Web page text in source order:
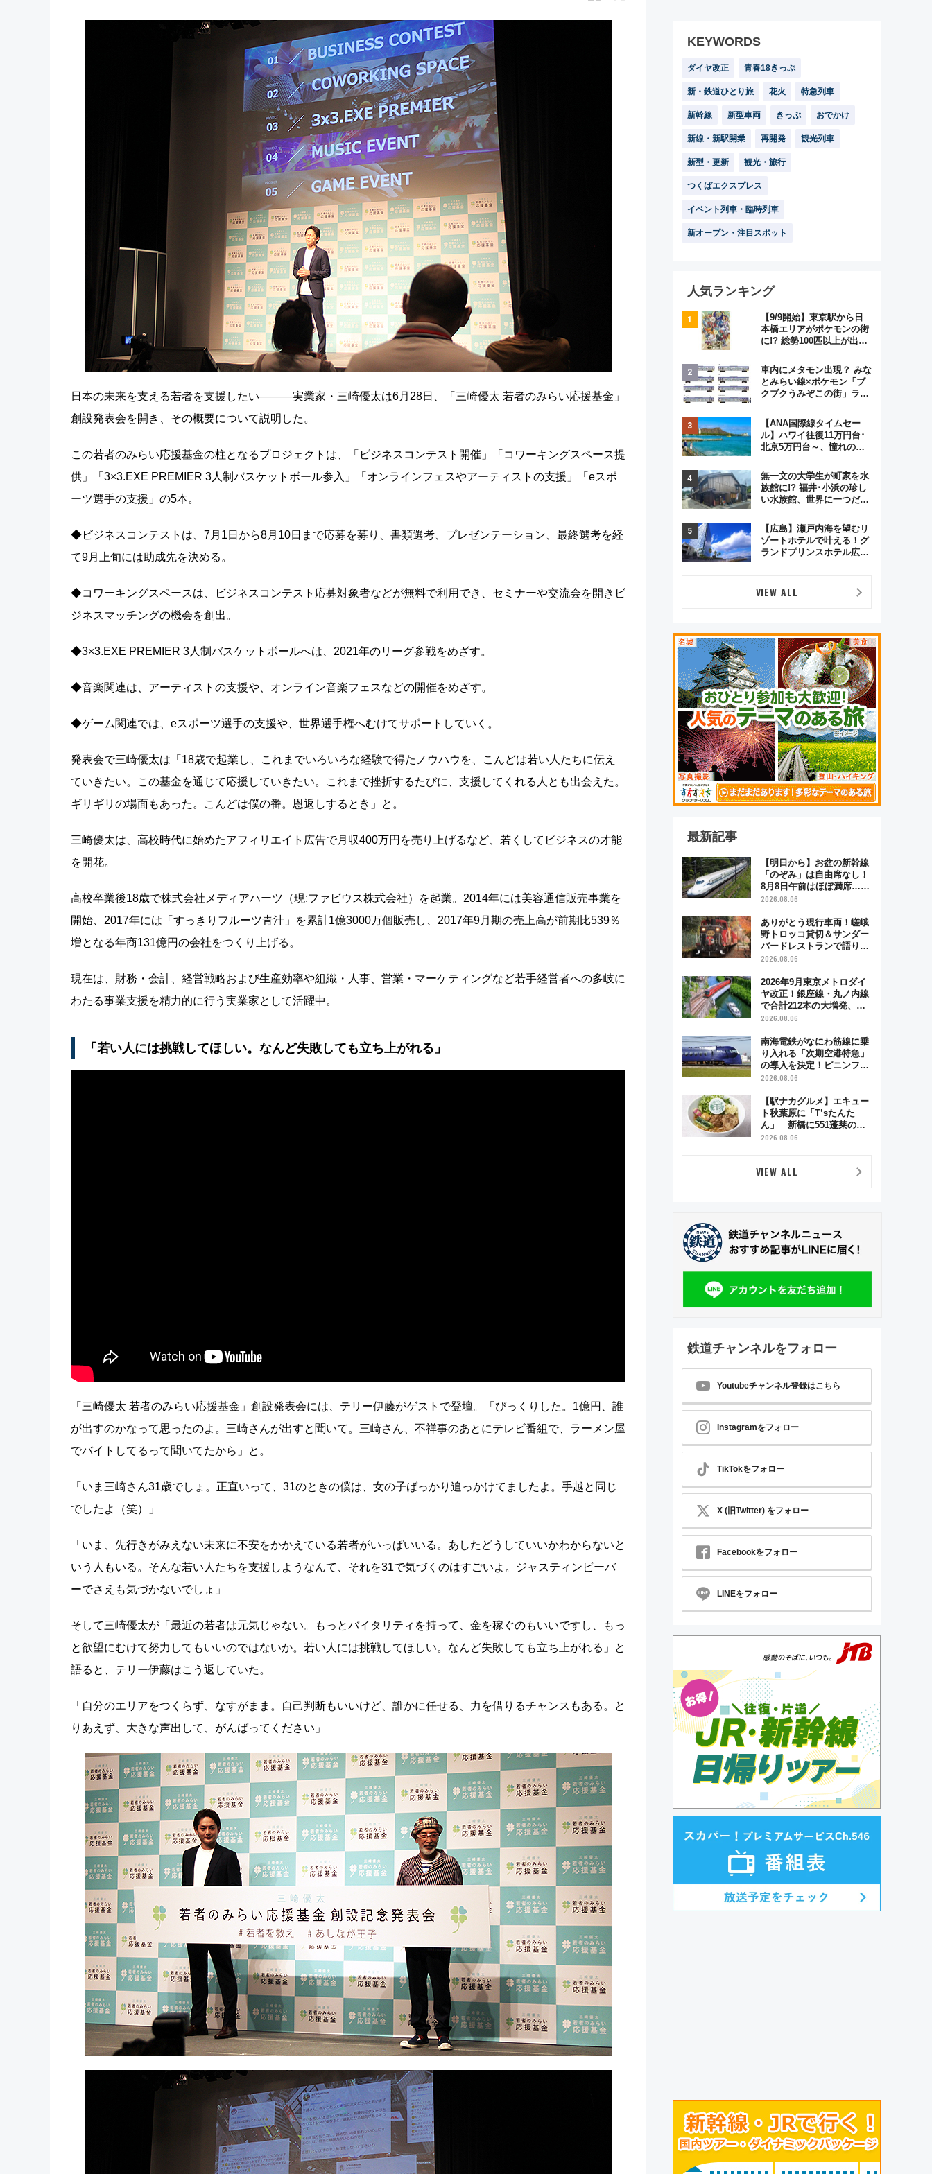
日本の未来を支える若者を支援したい―――実業家・三崎優太は6月28日、「三崎優太 若者のみらい応援基金」
創設発表会を開き、その概要について説明した。
この若者のみらい応援基金の柱となるプロジェクトは、「ビジネスコンテスト開催」「コワーキングスペース提
供」「3×3.EXE PREMIER 3人制バスケットボール参入」「オンラインフェスやアーティストの支援」「eスポ
ーツ選手の支援」の5本。
◆ビジネスコンテストは、7月1日から8月10日まで応募を募り、書類選考、プレゼンテーション、最終選考を経
て9月上旬には助成先を決める。
◆コワーキングスペースは、ビジネスコンテスト応募対象者などが無料で利用でき、セミナーや交流会を開きビ
ジネスマッチングの機会を創出。
◆3×3.EXE PREMIER 3人制バスケットボールへは、2021年のリーグ参戦をめざす。
◆音楽関連は、アーティストの支援や、オンライン音楽フェスなどの開催をめざす。
◆ゲーム関連では、eスポーツ選手の支援や、世界選手権へむけてサポートしていく。
発表会で三崎優太は「18歳で起業し、これまでいろいろな経験で得たノウハウを、こんどは若い人たちに伝え
ていきたい。この基金を通じて応援していきたい。これまで挫折するたびに、支援してくれる人とも出会えた。
ギリギリの場面もあった。こんどは僕の番。恩返しするとき」と。
三崎優太は、高校時代に始めたアフィリエイト広告で月収400万円を売り上げるなど、若くしてビジネスの才能
を開花。
高校卒業後18歳で株式会社メディアハーツ（現:ファビウス株式会社）を起業。2014年には美容通信販売事業を
開始、2017年には「すっきりフルーツ青汁」を累計1億3000万個販売し、2017年9月期の売上高が前期比539％
増となる年商131億円の会社をつくり上げる。
現在は、財務・会計、経営戦略および生産効率や組織・人事、営業・マーケティングなど若手経営者への多岐に
わたる事業支援を精力的に行う実業家として活躍中。
「若い人には挑戦してほしい。なんど失敗しても立ち上がれる」
「三崎優太 若者のみらい応援基金」創設発表会には、テリー伊藤がゲストで登壇。「びっくりした。1億円、誰
が出すのかなって思ったのよ。三崎さんが出すと聞いて。三崎さん、不祥事のあとにテレビ番組で、ラーメン屋
でバイトしてるって聞いてたから」と。
「いま三崎さん31歳でしょ。正直いって、31のときの僕は、女の子ばっかり追っかけてましたよ。手越と同じ
でしたよ（笑）」
「いま、先行きがみえない未来に不安をかかえている若者がいっぱいいる。あしたどうしていいかわからないと
いう人もいる。そんな若い人たちを支援しようなんて、それを31で気づくのはすごいよ。ジャスティンビーバ
ーでさえも気づかないでしょ」
そして三崎優太が「最近の若者は元気じゃない。もっとバイタリティを持って、金を稼ぐのもいいですし、もっ
と欲望にむけて努力してもいいのではないか。若い人には挑戦してほしい。なんど失敗しても立ち上がれる」と
語ると、テリー伊藤はこう返していた。
「自分のエリアをつくらず、なすがまま。自己判断もいいけど、誰かに任せる、力を借りるチャンスもある。と
りあえず、大きな声出して、がんばってください」
KEYWORDS
ダイヤ改正 青春18きっぷ
新・鉄道ひとり旅 花火 特急列車
新幹線 新型車両 きっぷ おでかけ
新線・新駅開業 再開発 観光列車
新型・更新 観光・旅行
つくばエクスプレス
イベント列車・臨時列車
新オープン・注目スポット
人気ランキング
【9/9開始】東京駅から日
本橋エリアがポケモンの街
に!? 総勢100匹以上が出現
格謎解き・グッズ情報まと
め
車内にメタモン出現？ みな
とみらい線×ポケモン「ブ
クブクうみぞこの街」ラッ
この夏は直通列車で横浜
へ！
【ANA国際線タイムセー
ル】ハワイ往復11万円台･
北京5万円台～、憧れのビ
GW旅行まで狙える激アツ
路線まとめ（8/10まで）
無一文の大学生が町家を水
族館に!? 福井･小浜の珍し
い水族館、世界に一つだけ
の御食国など 小浜観光レポ
第2弾
【広島】瀬戸内海を望むリ
ゾートホテルで叶える！グ
ランドプリンスホテル広島
VIEW ALL
最新記事
【明日から】お盆の新幹線
「のぞみ」は自由席なし！
8月8日午前はほぼ満席…で
も数時間ズラせば空きが見
「空席」探しのコツ
2026.08.06
ありがとう現行車両！嵯峨
野トロッコ貸切＆サンダー
バードレストランで語り合
う秋の京都 斉藤雪乃＆福
日「京都の鉄道満喫ツア
ー」開催
2026.08.06
2026年9月東京メトロダイ
ヤ改正！銀座線・丸ノ内線
で合計212本の大増発、混
雑緩和に期待
2026.08.06
南海電鉄がなにわ筋線に乗
り入れる「次期空港特急」
の導入を決定！ピニンファ
リーナによる日本初の鉄道
2026.08.06
【駅ナカグルメ】エキュー
ト秋葉原に「T’sたんた
ん」 新橋に551蓬莱の
DNAを継ぐ「東京豚饅」、
【2026年8月】
2026.08.06
VIEW ALL
鉄道チャンネルをフォロー
Youtubeチャンネル登録はこちら
Instagramをフォロー
TikTokをフォロー
X (旧Twitter) をフォロー
Facebookをフォロー
LINEをフォロー